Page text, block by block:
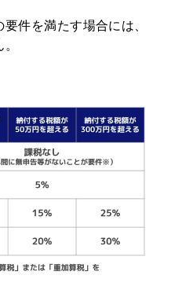
件を満たす場合には、